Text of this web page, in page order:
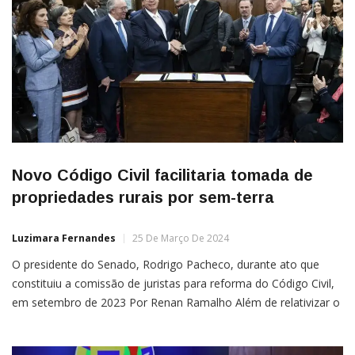
Novo Código Civil facilitaria tomada de
propriedades rurais por sem-terra
Luzimara Fernandes 25 De Março De 2024
O presidente do Senado, Rodrigo Pacheco, durante ato que
constituiu a comissão de juristas para reforma do Código Civil,
em setembro de 2023 Por Renan Ramalho Além de relativizar o